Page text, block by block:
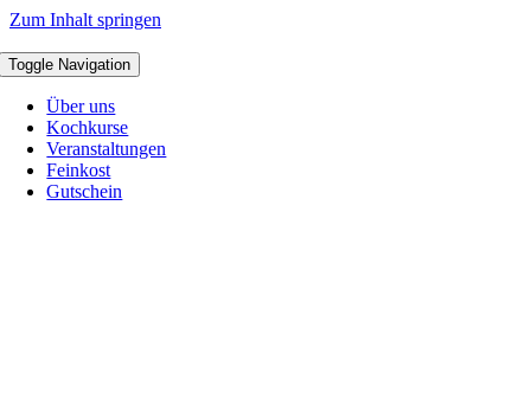
Zum Inhalt springen
Toggle Navigation
Über uns
Kochkurse
Veranstaltungen
Feinkost
Gutschein